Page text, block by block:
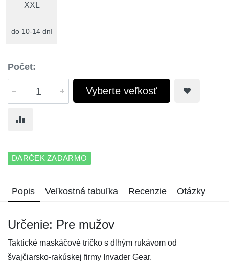
XXL
do 10-14 dní
Počet:
Vyberte veľkosť
DARČEK ZADARMO
Popis Veľkostná tabuľka Recenzie Otázky
Určenie: Pre mužov
Taktické maskáčové tričko s dlhým rukávom od
švajčiarsko-rakúskej firmy Invader Gear.